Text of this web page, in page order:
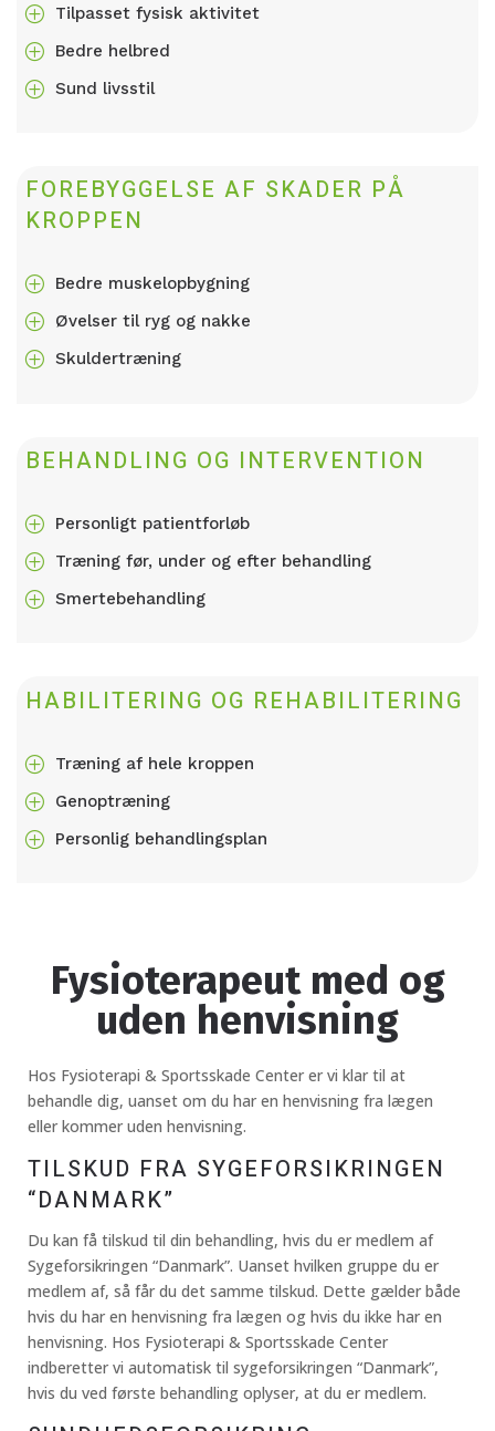
P
Tilpasset fysisk aktivitet
P
Bedre helbred
P
Sund livsstil
FOREBYGGELSE AF SKADER PÅ
KROPPEN
P
Bedre muskelopbygning
P
Øvelser til ryg og nakke
P
Skuldertræning
BEHANDLING OG INTERVENTION
P
Personligt patientforløb
P
Træning før, under og efter behandling
P
Smertebehandling
HABILITERING OG REHABILITERING
P
Træning af hele kroppen
P
Genoptræning
P
Personlig behandlingsplan
Fysioterapeut med og
uden henvisning
Hos Fysioterapi & Sportsskade Center er vi klar til at
behandle dig, uanset om du har en henvisning fra lægen
eller kommer uden henvisning.
TILSKUD FRA SYGEFORSIKRINGEN
“DANMARK”
Du kan få tilskud til din behandling, hvis du er medlem af
Sygeforsikringen “Danmark”. Uanset hvilken gruppe du er
medlem af, så får du det samme tilskud. Dette gælder både
hvis du har en henvisning fra lægen og hvis du ikke har en
henvisning. Hos Fysioterapi & Sportsskade Center
indberetter vi automatisk til sygeforsikringen “Danmark”,
hvis du ved første behandling oplyser, at du er medlem.